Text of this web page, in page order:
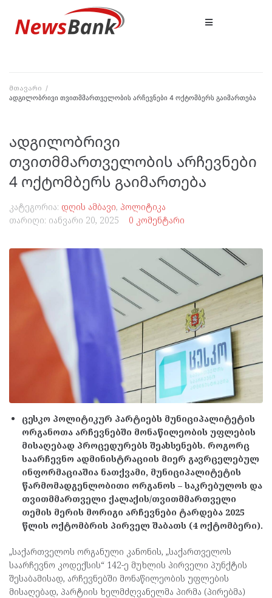
მთავარი /
ადგილობრივი თვითმმართველობის არჩევნები 4 ოქტომბერს გაიმართება
ადგილობრივი
თვითმმართველობის არჩევნები
4 ოქტომბერს გაიმართება
კატეგორია: დღის ამბავი, პოლიტიკა
თარიღი: იანვარი 20, 2025 0 კომენტარი
ცესკო პოლიტიკურ პარტიებს მუნიციპალიტეტის
ორგანოთა არჩევნებში მონაწილეობის უფლების
მისაღებად პროცედურებს შეახსენებს. როგორც
საარჩევნო ადმინისტრაციის მიერ გავრცელებულ
ინფორმაციაშია ნათქვამი, მუნიციპალიტეტის
წარმომადგენლობითი ორგანოს – საკრებულოს და
თვითმმართველი ქალაქის/თვითმმართველი
თემის მერის მორიგი არჩევნები ტარდება 2025
წლის ოქტომბრის პირველ შაბათს (4 ოქტომბერი).
„საქართველოს ორგანული კანონის, „საქართველოს
საარჩევნო კოდექსის“ 142-ე მუხლის პირველი პუნქტის
შესაბამისად, არჩევნებში მონაწილეობის უფლების
მისაღებად, პარტიის ხელმძღვანელმა პირმა (პირებმა)